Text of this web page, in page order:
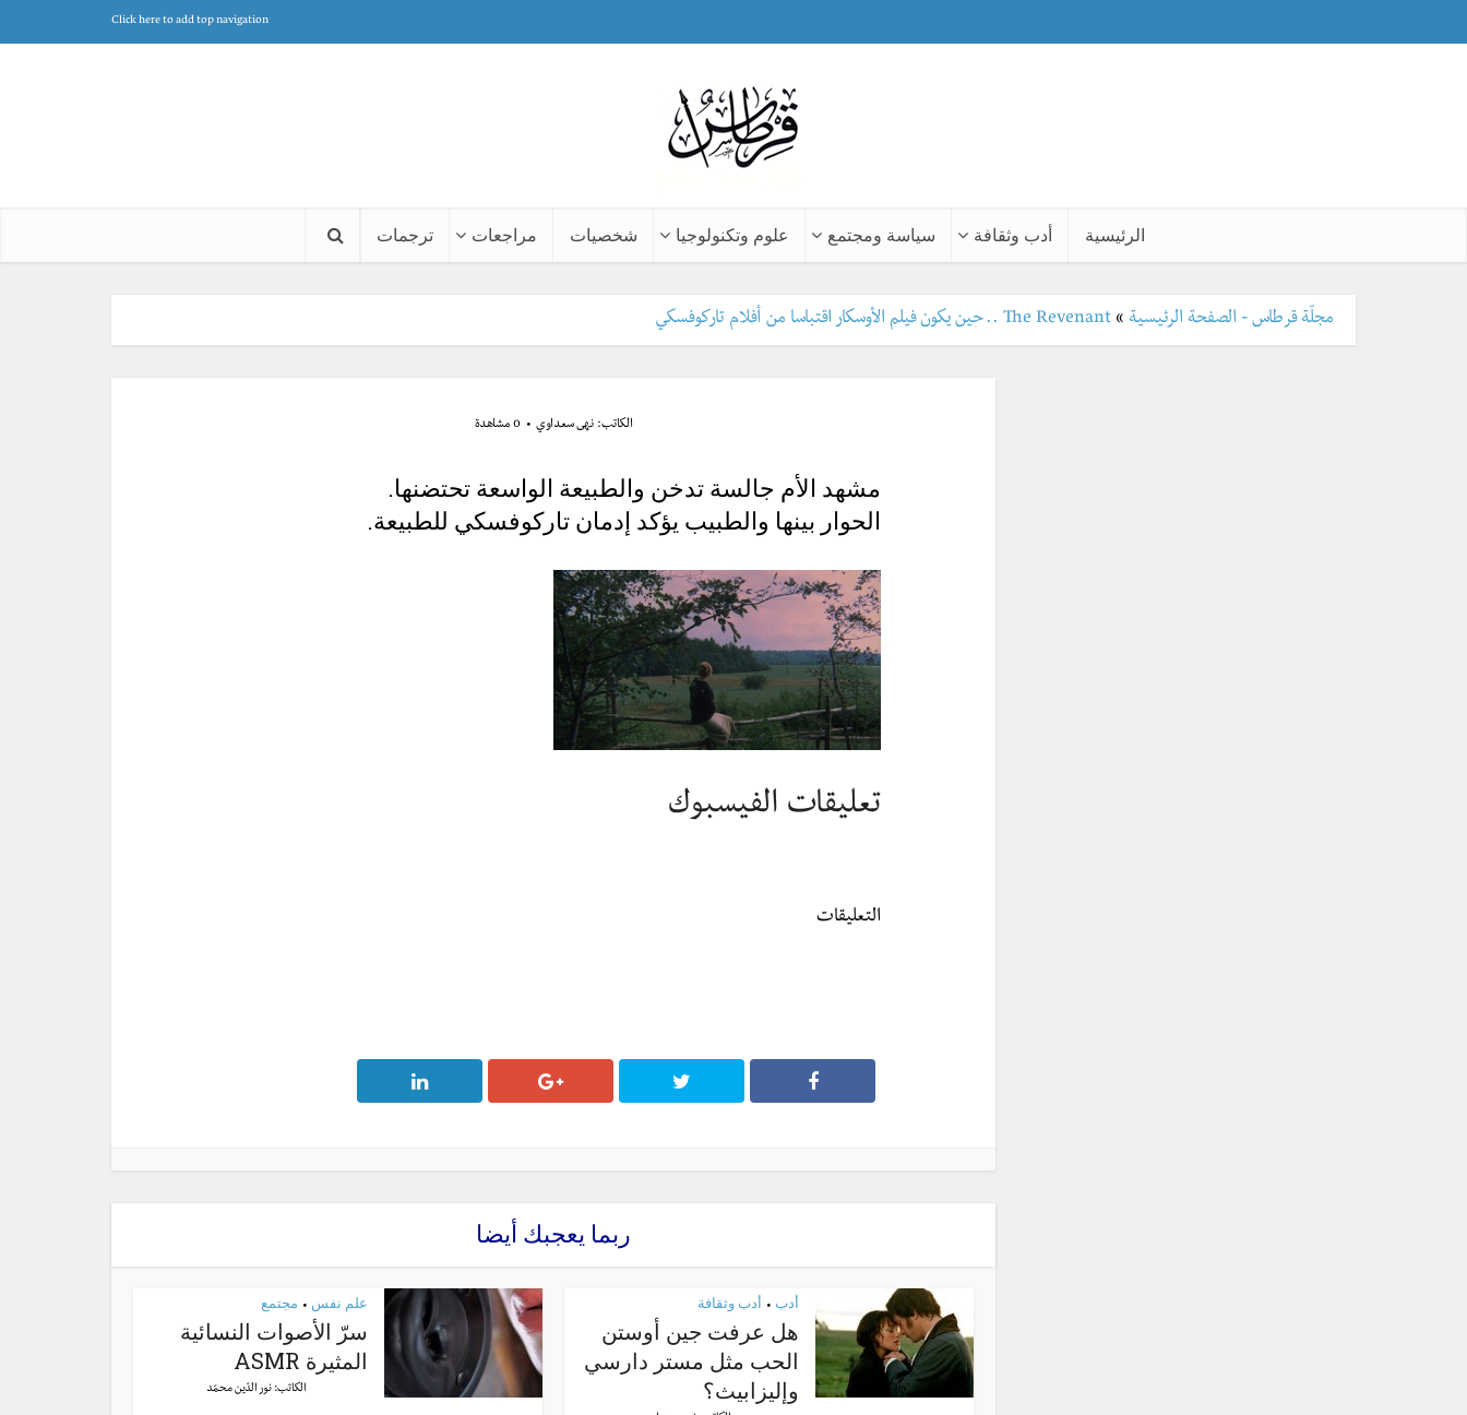
Click here to add top navigation
الرئيسية أدب وثقافة سياسة ومجتمع علوم وتكنولوجيا شخصيات مراجعات ترجمات
مجلّة قرطاس - الصفحة الرئيسية » The Revenant .. حين يكون فيلم الأوسكار اقتباسا من أفلام تاركوفسكي
الكاتب:نهى سعداوي 0 مشاهدة
مشهد الأم جالسة تدخن والطبيعة الواسعة تحتضنها.
الحوار بينها والطبيب يؤكد إدمان تاركوفسكي للطبيعة.
تعليقات الفيسبوك
التعليقات
ربما يعجبك أيضا
أدب • أدب وثقافة
هل عرفت جين أوستن
الحب مثل مستر دارسي
وإليزابيث؟
علم نفس • مجتمع
سرّ الأصوات النسائية
المثيرة ASMR
الكاتب:نور الدّين محمّد